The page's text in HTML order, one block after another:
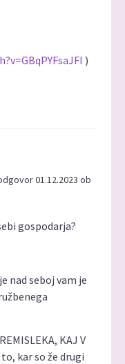
)
01.12.2023 ob
gospodarja?
nad seboj vam je
KAJ V
kar so že drugi